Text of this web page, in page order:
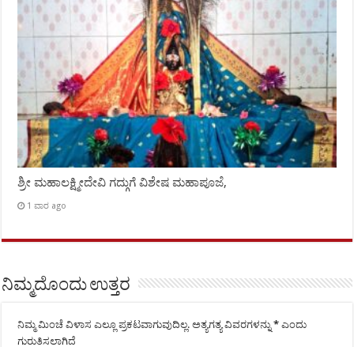
ಶ್ರೀ ಮಹಾಲಕ್ಷ್ಮೀದೇವಿ ಗದ್ಗುಗೆ ವಿಶೇಷ ಮಹಾಪೂಜೆ,
1 ವಾರ ago
ನಿಮ್ಮದೊಂದು ಉತ್ತರ
ನಿಮ್ಮ ಮಿಂಚೆ ವಿಳಾಸ ಎಲ್ಲೂ ಪ್ರಕಟವಾಗುವುದಿಲ್ಲ. ಅತ್ಯಗತ್ಯ ವಿವರಗಳನ್ನು* ಎಂದು
ಗುರುತಿಸಲಾಗಿದೆ